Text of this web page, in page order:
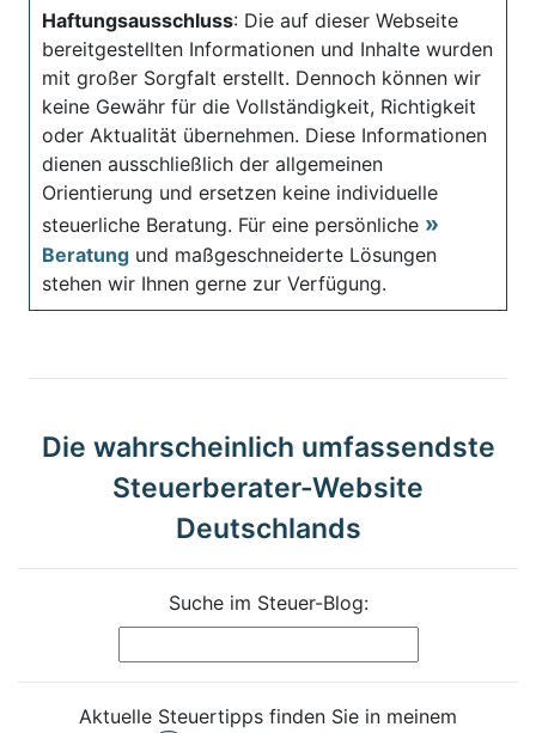
Haftungsausschluss: Die auf dieser Webseite
bereitgestellten Informationen und Inhalte wurden
mit großer Sorgfalt erstellt. Dennoch können wir
keine Gewähr für die Vollständigkeit, Richtigkeit
oder Aktualität übernehmen. Diese Informationen
dienen ausschließlich der allgemeinen
Orientierung und ersetzen keine individuelle
steuerliche Beratung. Für eine persönliche
Beratung und maßgeschneiderte Lösungen
stehen wir Ihnen gerne zur Verfügung.
Die wahrscheinlich umfassendste
Steuerberater-Website
Deutschlands
Suche im Steuer-Blog:
Aktuelle Steuertipps finden Sie in meinem